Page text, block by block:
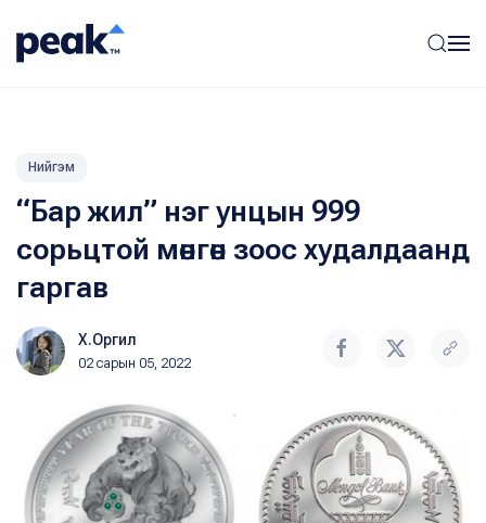
Нийгэм
“Бар жил” нэг унцын 999
сорьцтой мөнгөн зоос худалдаанд
гаргав
Х.Оргил
02 сарын 05, 2022